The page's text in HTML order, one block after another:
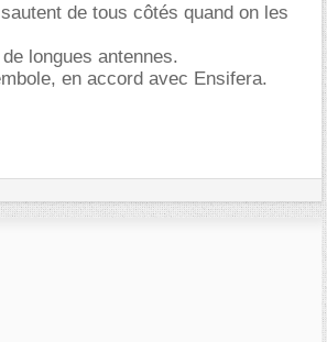
de tous côtés quand on les
longues antennes.
en accord avec Ensifera.